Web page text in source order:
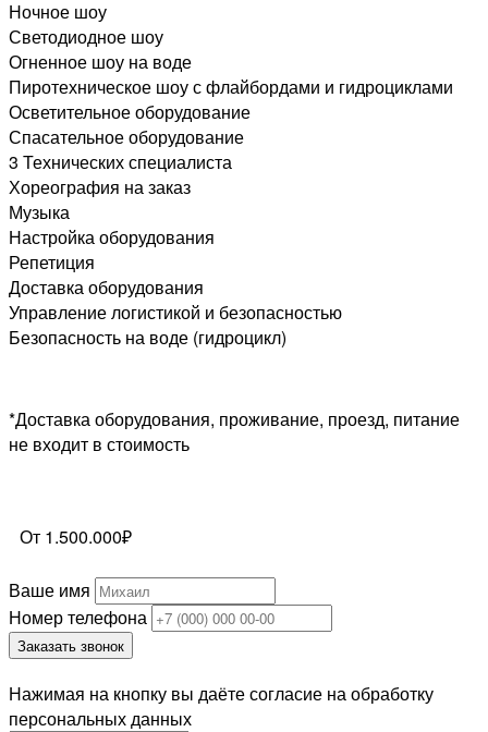
Ночное шоу
Светодиодное шоу
Огненное шоу на воде
Пиротехническое шоу с флайбордами и гидроциклами
Осветительное оборудование
Спасательное оборудование
3 Технических специалиста
Хореография на заказ
Музыка
Настройка оборудования
Репетиция
Доставка оборудования
Управление логистикой и безопасностью
Безопасность на воде (гидроцикл)
*Доставка оборудования, проживание, проезд, питание
не входит в стоимость
От 1.500.000₽
Ваше имя
Номер телефона
Заказать звонок
Нажимая на кнопку вы даёте согласие на обработку
персональных данных